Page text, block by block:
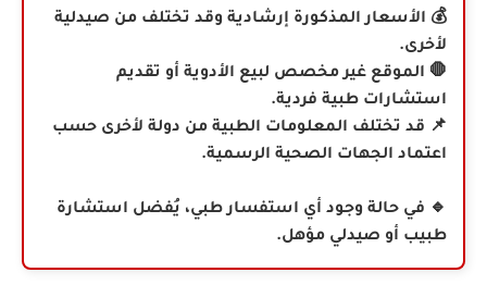
💰 الأسعار المذكورة إرشادية وقد تختلف من صيدلية
لأخرى.
🛑 الموقع غير مخصص لبيع الأدوية أو تقديم
استشارات طبية فردية.
📌 قد تختلف المعلومات الطبية من دولة لأخرى حسب
اعتماد الجهات الصحية الرسمية.
🔹 في حالة وجود أي استفسار طبي، يُفضل استشارة
طبيب أو صيدلي مؤهل.